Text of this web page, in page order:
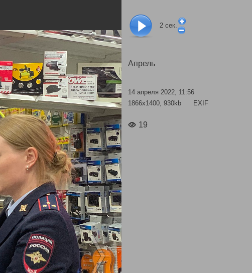
2 сек.
Апрель
14 апреля 2022, 11:56
1866x1400, 930kb
EXIF
19